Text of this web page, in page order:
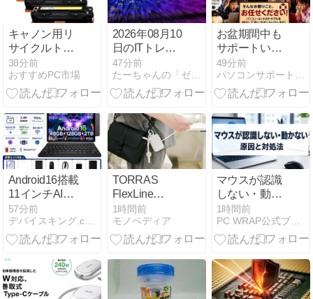
キャノン用リ
サイクルトナ
ー331IIBLK 4
色セットの魅
力
38分前
おすすめPC市場
2026年08月10
日のITトレン
ドまとめ
47分前
たーちゃんの「ゼロよりはいくらかましな」
お盆期間中も
サポートいた
します
49分前
Android16搭載
11インチAIタ
ブレットを客
観レビュー
57分前
デバイスキング.com
TORRAS
FlexLine
PearlGo レビ
ュー／カラビ
ナ×巻き取り
ち運びが変わ
るモバイルバ
ッテリー
1時間前
モノペディア
マウスが認識
しない・動か
ない原因と対
処法｜有線・
無線別にわか
1時間前